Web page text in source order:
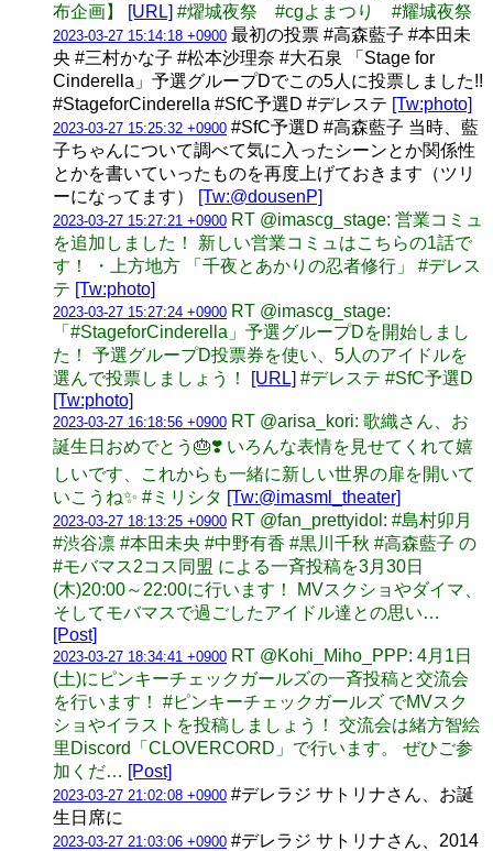
布企画】
[URL] #燿城夜祭 #cgよまつり #耀城夜祭
2023-03-27 15:14:18 +0900 最初の投票 #高森藍子 #本田未
央 #三村かな子 #松本沙理奈 #大石泉 「Stage for
Cinderella」予選グループDでこの5人に投票しました!!
#StageforCinderella #SfC予選D #デレステ [Tw:photo]
2023-03-27 15:25:32 +0900 #SfC予選D #高森藍子 当時、藍
子ちゃんについて調べて気に入ったシーンとか関係性
とかを書いていったものを再度上げておきます（ツリ
ーになってます）
[Tw:@dousenP]
2023-03-27 15:27:21 +0900 RT @imascg_stage: 営業コミュ
を追加しました！ 新しい営業コミュはこちらの1話で
す！ ・上方地方 「千夜とあかりの忍者修行」 #デレス
テ [Tw:photo]
2023-03-27 15:27:24 +0900 RT @imascg_stage:
「#StageforCinderella」予選グループDを開始しまし
た！ 予選グループD投票券を使い、5人のアイドルを
選んで投票しましょう！
[URL] #デレステ #SfC予選D
[Tw:photo]
2023-03-27 16:18:56 +0900 RT @arisa_kori: 歌織さん、お
誕生日おめでとう🎂❣️ いろんな表情を見せてくれて嬉
しいです、これからも一緒に新しい世界の扉を開いて
いこうね✨ #ミリシタ [Tw:@imasml_theater]
2023-03-27 18:13:25 +0900 RT @fan_prettyidol: #島村卯月
#渋谷凛 #本田未央 #中野有香 #黒川千秋 #高森藍子 の
#モバマス2コス同盟 による一斉投稿を3月30日
(木)20:00～22:00に行います！ MVスクショやダイマ、
そしてモバマスで過ごしたアイドル達との思い…
[Post]
2023-03-27 18:34:41 +0900 RT @Kohi_Miho_PPP: 4月1日
(土)にピンキーチェックガールズの一斉投稿と交流会
を行います！ #ピンキーチェックガールズ でMVスク
ショやイラストを投稿しましょう！ 交流会は緒方智絵
里Discord「CLOVERCORD」で行います。 ぜひご参
加くだ… [Post]
2023-03-27 21:02:08 +0900 #デレラジ サトリナさん、お誕
生日席に
2023-03-27 21:03:06 +0900 #デレラジ サトリナさん、2014